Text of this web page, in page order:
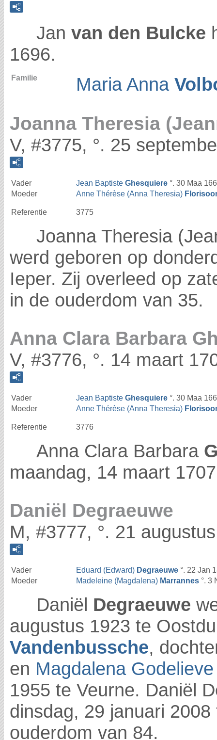
Jan van den Bulcke
1696.
Familie Maria Anna
Joanna Theresia
V, #3775, °. 25
Vader Jean Baptiste Ghesquiere °. 30 Maa
Moeder
Anne Thérèse (Anna Theresia)
Referentie 3775
Joanna Theresia
werd geboren op
Ieper. Zij overleed op
in de ouderdom van 35.
Anna Clara Barbara
V, #3776, °. 14 maart
Vader Jean Baptiste Ghesquiere °. 30 Maa
Moeder
Anne Thérèse (Anna Theresia)
Referentie 3776
Anna Clara Barbara
maandag, 14 maart
Daniël Degraeuwe
M, #3777, °. 21
Vader Eduard (Edward) Degraeuwe °. 22 Jan
Moeder
Madeleine (Magdalena) Marrannes °. 3
Daniël Degraeuwe
augustus 1923 te
Vandenbussche,
en Magdalena
1955 te Veurne. Daniël
dinsdag, 29 januari
ouderdom van 84.